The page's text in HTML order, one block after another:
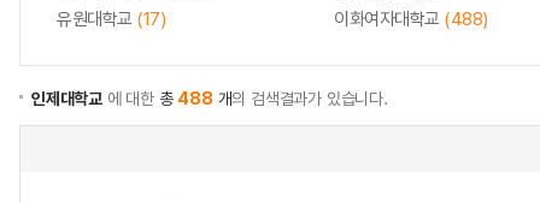
유원대학교 (17) 이화여자대학교 (488)
인제대학교 에 대한 총 488 개의 검색결과가 있습니다.